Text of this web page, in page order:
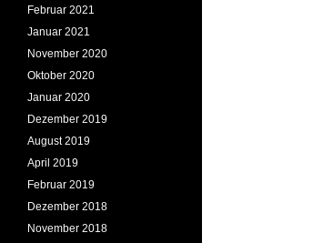
Februar 2021
Januar 2021
November 2020
Oktober 2020
Januar 2020
Dezember 2019
August 2019
April 2019
Februar 2019
Dezember 2018
November 2018